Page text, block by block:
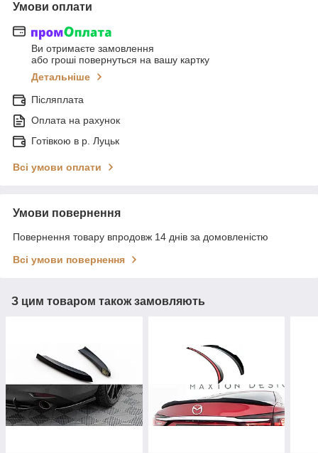
Умови оплати
Ви отримаєте замовлення
або гроші повернуться на вашу картку
Детальніше
Післяплата
Оплата на рахунок
Готівкою в р. Луцьк
Всі умови оплати
Умови повернення
Повернення товару впродовж 14 днів за домовленістю
Всі умови повернення
З цим товаром також замовляють